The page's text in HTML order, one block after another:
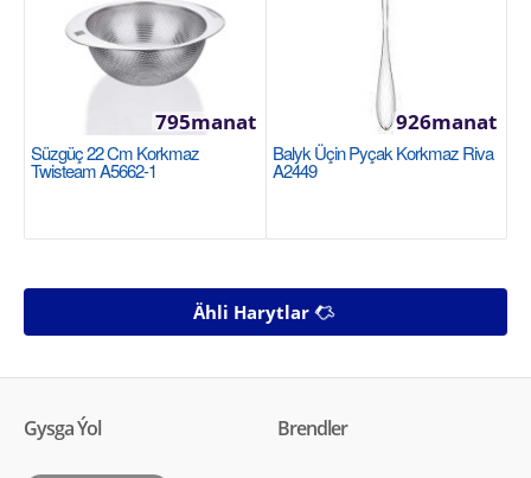
Süzgüç 22 Cm Korkmaz
Twisteam A5662-1
795manat
Balyk Üçin Pyçak Korkmaz Riva
A2449
926manat
Ähli Harytlar
Gysga Ýol Brendler